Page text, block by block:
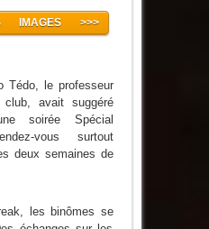
IMAGES >>>
Tédo, le professeur
avait suggéré
soirée Spécial
vous surtout
deux semaines de
les binômes se